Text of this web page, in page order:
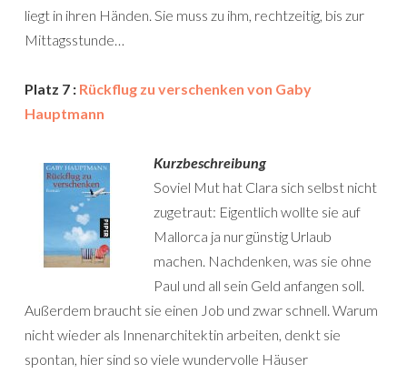
liegt in ihren Händen. Sie muss zu ihm, rechtzeitig, bis zur
Mittagsstunde…
Platz 7 : Rückflug zu verschenken von Gaby
Hauptmann
Kurzbeschreibung
Soviel Mut hat Clara sich selbst nicht
zugetraut: Eigentlich wollte sie auf
Mallorca ja nur günstig Urlaub
machen. Nachdenken, was sie ohne
Paul und all sein Geld anfangen soll.
Außerdem braucht sie einen Job und zwar schnell. Warum
nicht wieder als Innenarchitektin arbeiten, denkt sie
spontan, hier sind so viele wundervolle Häuser